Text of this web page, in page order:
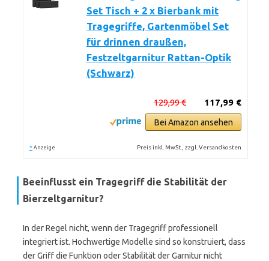
Set Tisch + 2 x Bierbank mit
Tragegriffe, Gartenmöbel Set
für drinnen draußen,
Festzeltgarnitur Rattan-Optik
(Schwarz)
117,99 €
129,99 €
Bei Amazon ansehen
* Anzeige Preis inkl. MwSt., zzgl. Versandkosten
Beeinflusst ein Tragegriff die Stabilität der
Bierzeltgarnitur?
In der Regel nicht, wenn der Tragegriff professionell
integriert ist. Hochwertige Modelle sind so konstruiert, dass
der Griff die Funktion oder Stabilität der Garnitur nicht